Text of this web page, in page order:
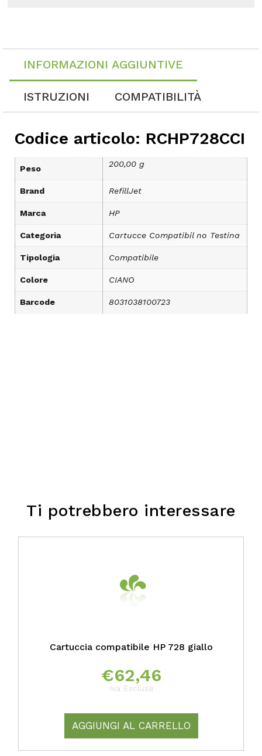
INFORMAZIONI AGGIUNTIVE
ISTRUZIONI COMPATIBILITÀ
Codice articolo: RCHP728CCI
Peso 200,00 g
Brand RefillJet
Marca HP
Categoria Cartucce Compatibil no Testina
Tipologia Compatibile
Colore CIANO
Barcode 8031038100723
Ti potrebbero interessare
Cartuccia compatibile HP 728 giallo
€62,46
Iva Esclusa
AGGIUNGI AL CARRELLO